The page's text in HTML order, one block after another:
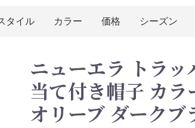
タイル カラー 価格 シーズン
ニューエラ トラ
当て付き帽子 カラ
オリーブ ダーク